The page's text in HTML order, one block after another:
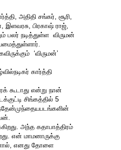
அதிதி சங்கர், சூரி,
பிரகாஷ் ராஜ்,
பலர் நடித்துள்ள விருமன்
‘விருமன்’
கார்த்தி
கூடாது என்று நான்
சிங்கத்தில் 5
ன்
அந்த கதாபாத்திரம்
என் மாமனாருக்கு
எனது தோளை